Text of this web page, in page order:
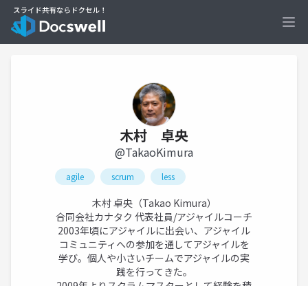
木村 卓央
@TakaoKimura
agile scrum less
木村 卓央（Takao Kimura）
合同会社カナタク 代表社員/アジャイルコーチ
2003年頃にアジャイルに出会い、アジャイル
コミュニティへの参加を通してアジャイルを
学び。個人や小さいチームでアジャイルの実
践を行ってきた。